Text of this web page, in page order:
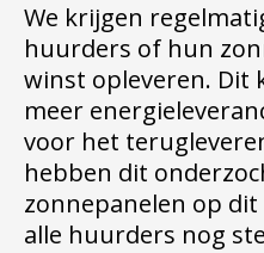
We krijgen
huurders of hun
winst opleveren. Dit
meer
voor het
hebben dit
zonnepanelen op
alle huurders nog